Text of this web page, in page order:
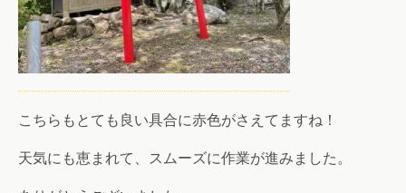
こちらもとても良い具合に赤色がさえてますね！
天気にも恵まれて、スムーズに作業が進みました。